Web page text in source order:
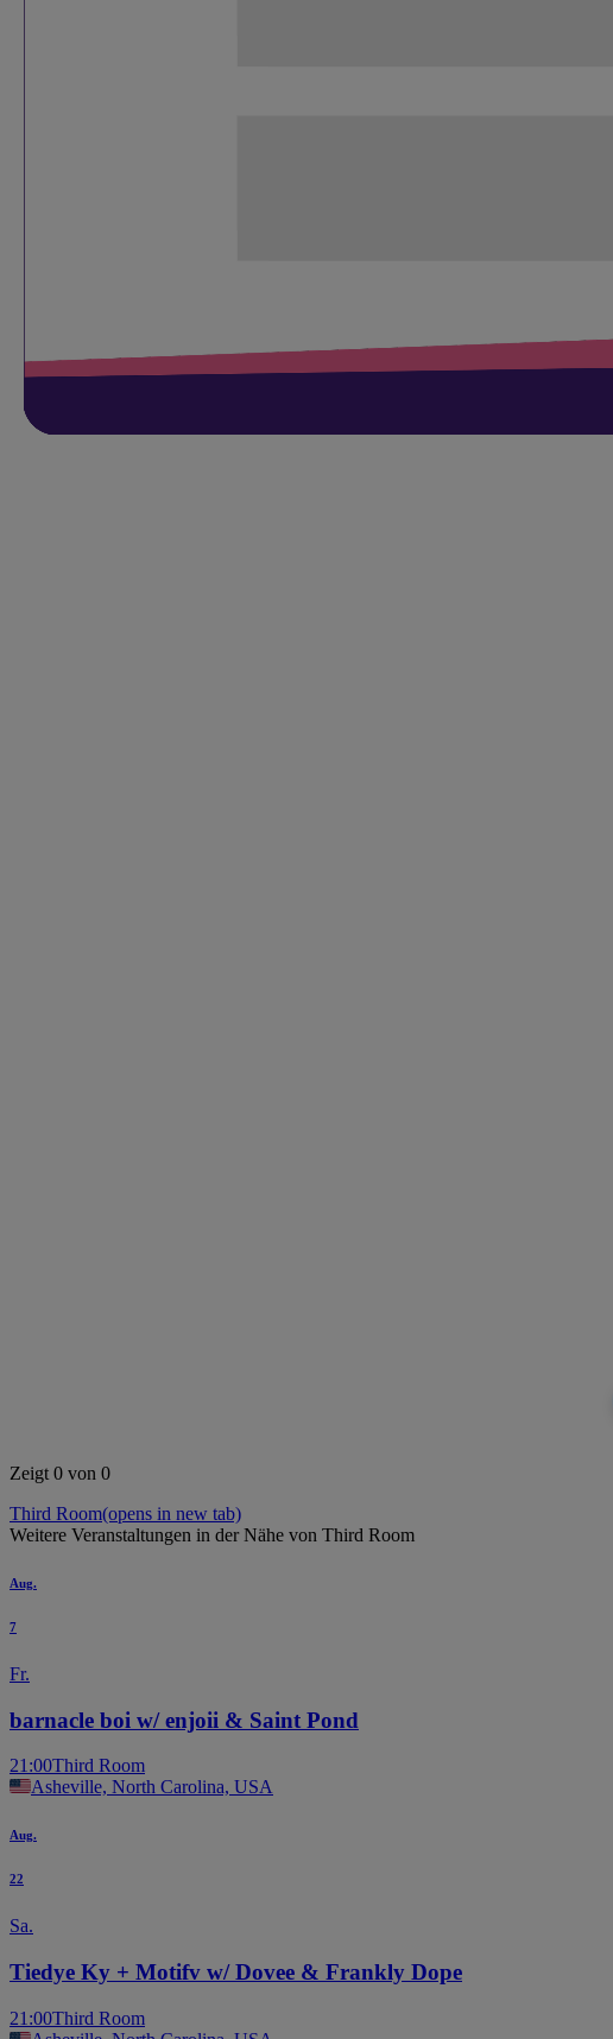
Zeigt 0 von 0
Third Room(opens in new tab)
Weitere Veranstaltungen in der Nähe von Third Room
Aug.
7
Fr.
barnacle boi w/ enjoii & Saint Pond
21:00Third Room
Asheville, North Carolina, USA
Aug.
22
Sa.
Tiedye Ky + Motifv w/ Dovee & Frankly Dope
21:00Third Room